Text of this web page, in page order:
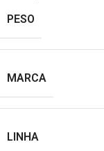
PESO
MARCA
LINHA